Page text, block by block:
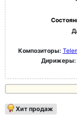
Композиторы:
Дирижеры:
Хит продаж